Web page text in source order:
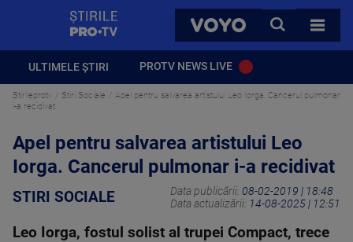
VOYO
CAUTA
TOATE
ULTIMELE ȘTIRI PROTV NEWS LIVE
Stirileprotv Stiri Sociale
Apel pentru salvarea artistului Leo Iorga. Cancerul pulmonar
i-a recidivat
Apel pentru salvarea artistului Leo
Iorga. Cancerul pulmonar i-a recidivat
STIRI SOCIALE Data publicării: 08-02-2019 | 18:48
Data actualizării: 14-08-2025 | 12:51
Leo Iorga, fostul solist al trupei Compact, trece